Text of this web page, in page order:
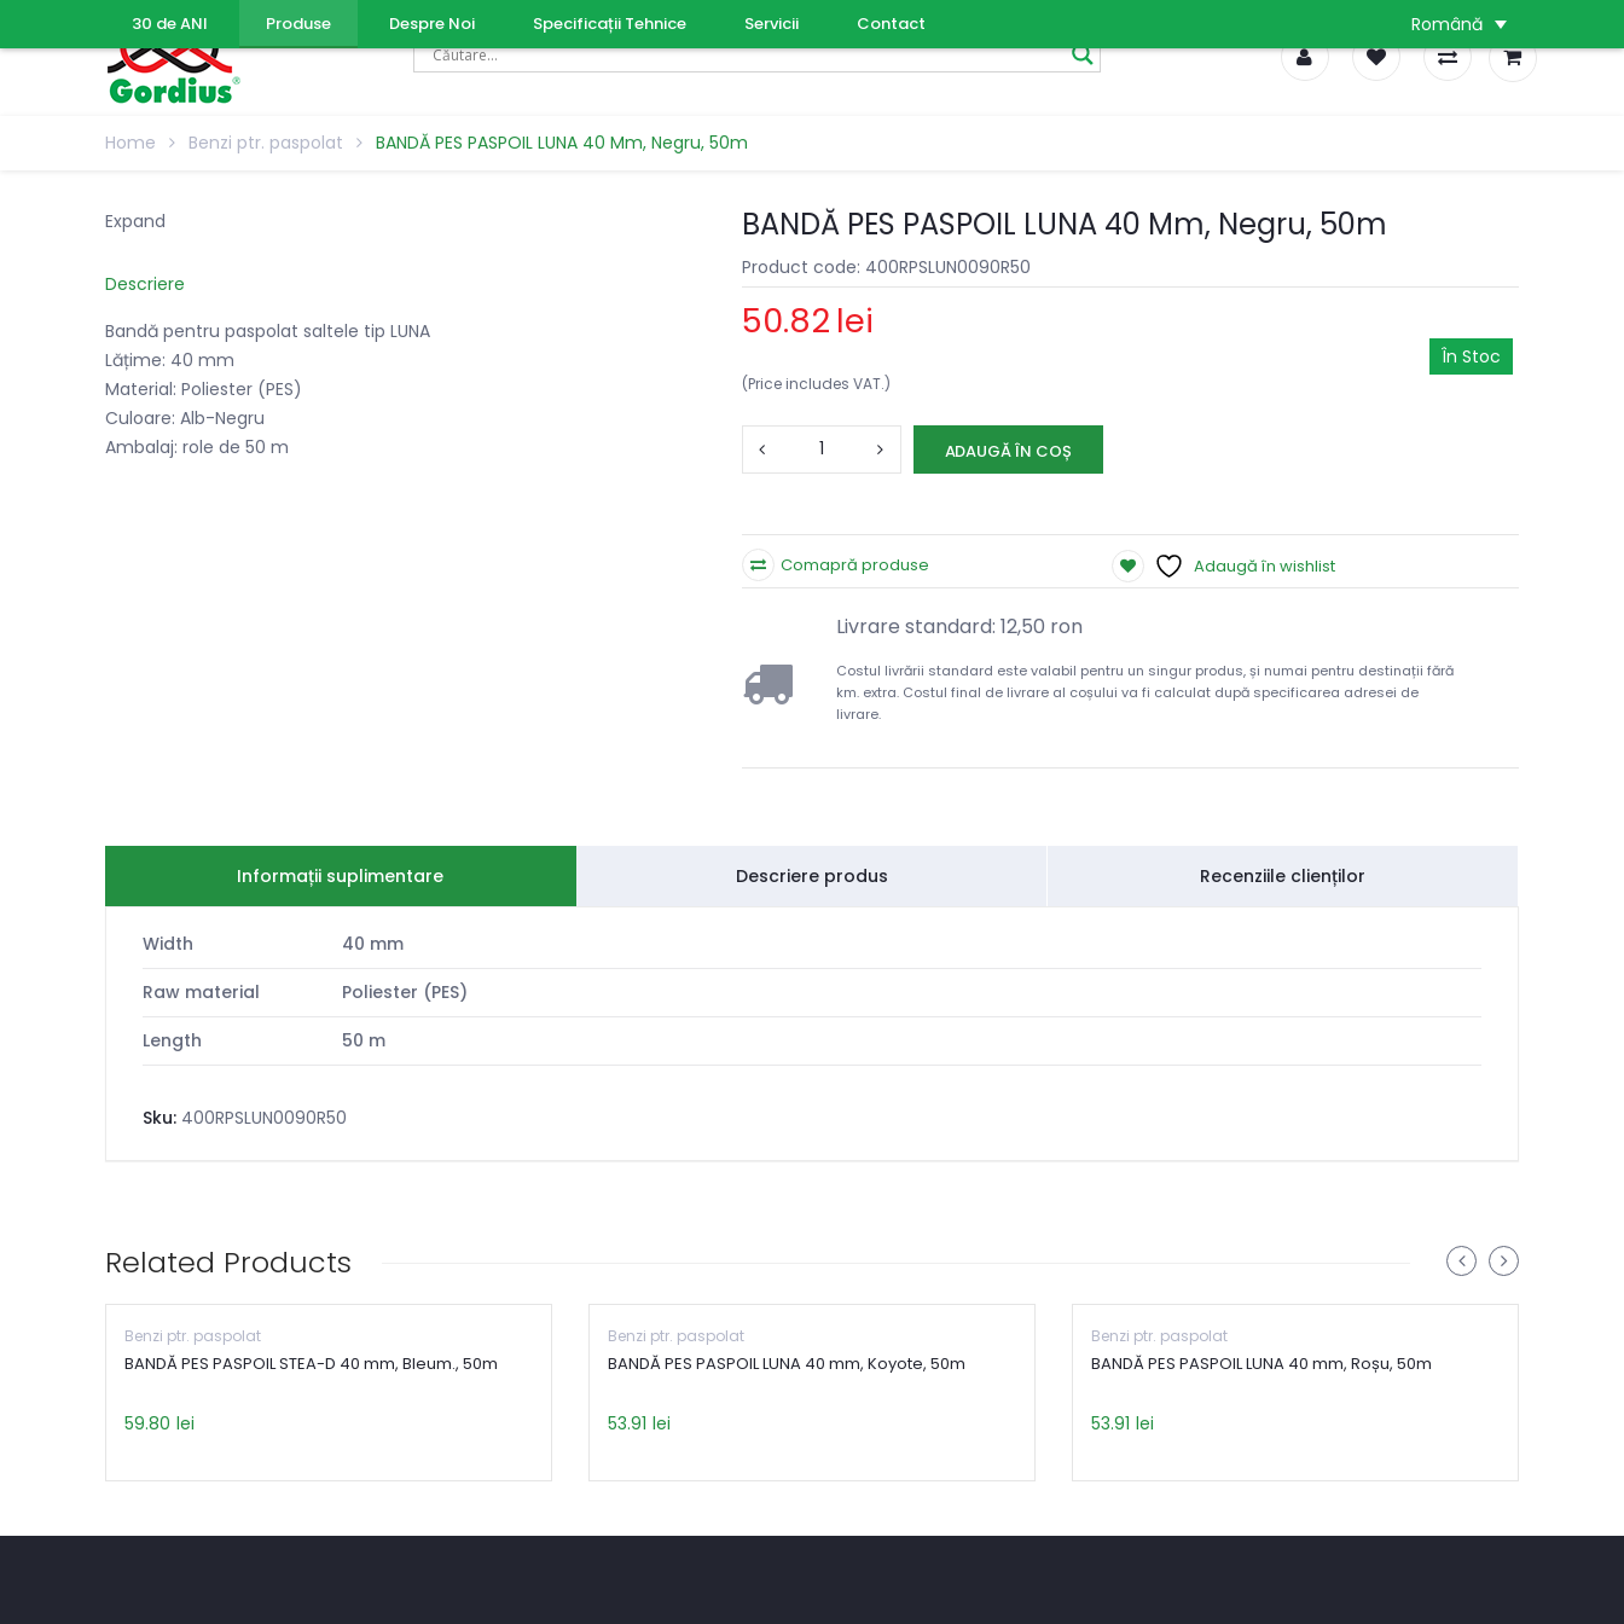
0
30 de ANI Produse Despre Noi Specificații Tehnice Servicii Contact Română
Home Benzi ptr. paspolat BANDĂ PES PASPOIL LUNA 40 Mm, Negru, 50m
Expand
Descriere
Bandă pentru paspolat saltele tip LUNA
Lățime: 40 mm
Material: Poliester (PES)
Culoare: Alb-Negru
Ambalaj: role de 50 m
BANDĂ PES PASPOIL LUNA 40 Mm, Negru, 50m
Product code: 400RPSLUN0090R50
50.82 lei
(Price includes VAT.)
În Stoc
ADAUGĂ ÎN COȘ
Comapră produse Adaugă în wishlist
Livrare standard: 12,50 ron
Costul livrării standard este valabil pentru un singur produs, și numai pentru destinații fără
km. extra. Costul final de livrare al coșului va fi calculat după specificarea adresei de
livrare.
Informații suplimentare Descriere produs Recenziile clienților
Width
40 mm
Raw material
Poliester (PES)
Length
50 m
Sku: 400RPSLUN0090R50
Related Products
Benzi ptr. paspolat
BANDĂ PES PASPOIL STEA-D 40 mm, Bleum., 50m
59.80 lei
Benzi ptr. paspolat
BANDĂ PES PASPOIL LUNA 40 mm, Koyote, 50m
53.91 lei
Benzi ptr. paspolat
BANDĂ PES PASPOIL LUNA 40 mm, Roșu, 50m
53.91 lei